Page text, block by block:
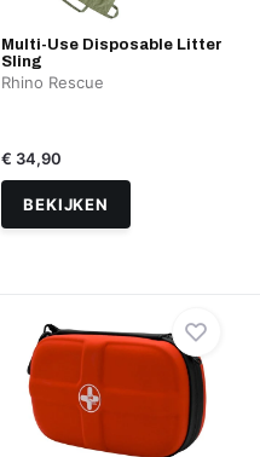
Multi-Use Disposable Litter
Sling
Rhino Rescue
€ 34,90
BEKIJKEN